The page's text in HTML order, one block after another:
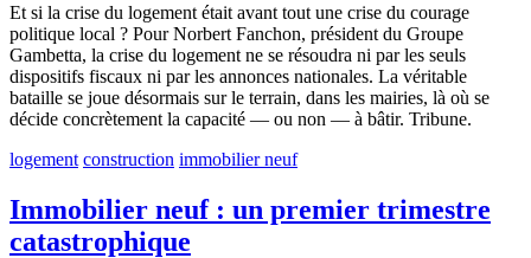
Et si la crise du logement était avant tout une crise du courage
politique local ? Pour Norbert Fanchon, président du Groupe
Gambetta, la crise du logement ne se résoudra ni par les seuls
dispositifs fiscaux ni par les annonces nationales. La véritable
bataille se joue désormais sur le terrain, dans les mairies, là où se
décide concrètement la capacité — ou non — à bâtir. Tribune.
logement construction immobilier neuf
Immobilier neuf : un premier trimestre
catastrophique